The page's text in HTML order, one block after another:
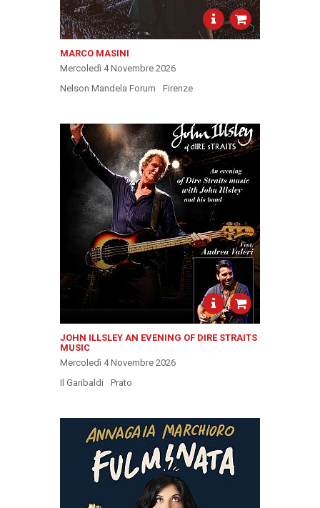
MARCO MASINI
Mercoledì 4 Novembre 2026
Nelson Mandela Forum
Firenze
JOHN ILLSLEY AN EVENING OF DIRE STRAITS
MUSIC
Mercoledì 4 Novembre 2026
Il Garibaldi
Prato